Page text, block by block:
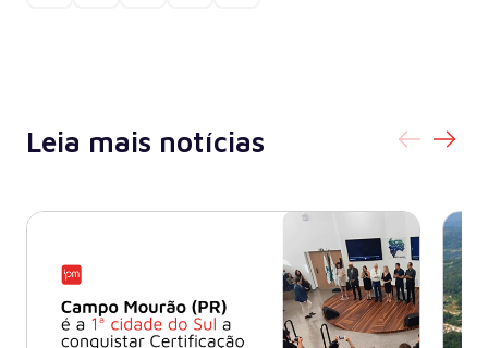
Leia mais notícias